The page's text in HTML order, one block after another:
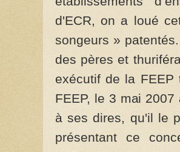
d'ECR, on a loué
songeurs »
des pères et
exécutif de la
FEEP, le 3 mai
à ses dires, qu'il le
présentant ce